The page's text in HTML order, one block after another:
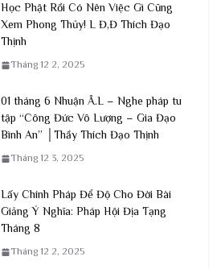
Học Phật Rồi Có Nên Việc Gì Cũng
Xem Phong Thủy! L Đ,Đ Thích Đạo
Thịnh
Tháng 12 2, 2025
01 tháng 6 Nhuận Â.L – Nghe pháp tu
tập “Công Đức Vô Lượng – Gia Đạo
Bình An” │Thầy Thích Đạo Thịnh
Tháng 12 3, 2025
Lấy Chính Pháp Để Độ Cho Đời Bài
Giảng Ý Nghĩa: Pháp Hội Địa Tạng
Tháng 8
Tháng 12 2, 2025